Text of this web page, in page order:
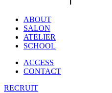
ABOUT
SALON
ATELIER
SCHOOL
ACCESS
CONTACT
RECRUIT